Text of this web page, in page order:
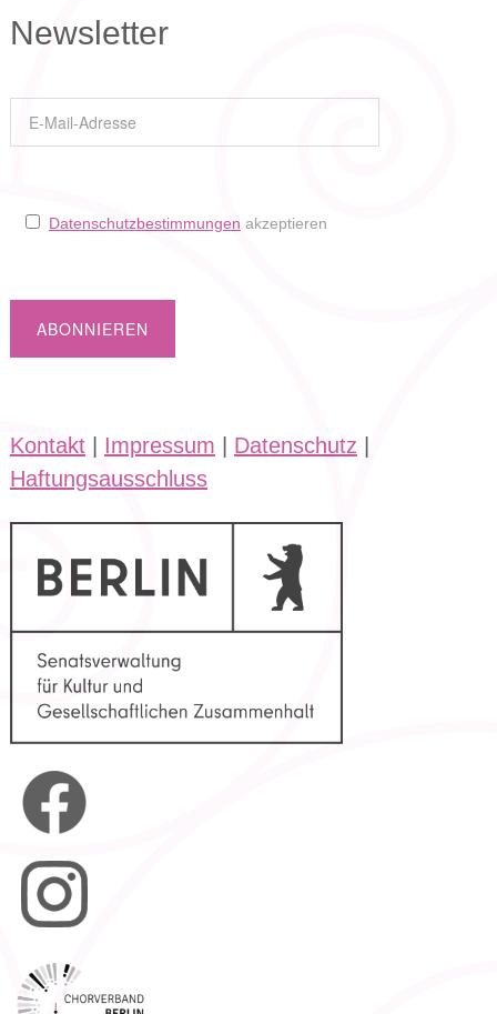
Newsletter
Datenschutzbestimmungen akzeptieren
Kontakt| Impressum Datenschutz
Haftungsausschluss